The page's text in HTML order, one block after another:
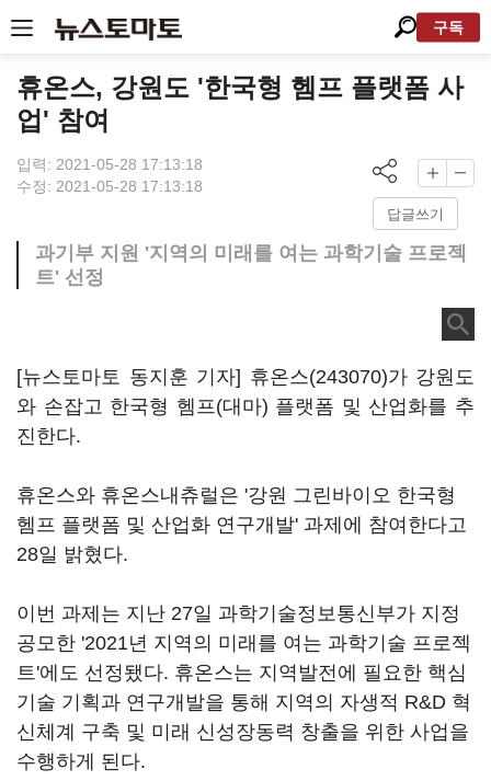
구독
휴온스, 강원도 '한국형 헴프 플랫폼 사
업' 참여
입력: 2021-05-28 17:13:18
수정: 2021-05-28 17:13:18
답글쓰기
과기부 지원 '지역의 미래를 여는 과학기술 프로젝
트' 선정
[뉴스토마토 동지훈 기자] 휴온스(243070)가 강원도
와 손잡고 한국형 헴프(대마) 플랫폼 및 산업화를 추
진한다.
휴온스와 휴온스내츄럴은 '강원 그린바이오 한국형
헴프 플랫폼 및 산업화 연구개발' 과제에 참여한다고
28일 밝혔다.
이번 과제는 지난 27일 과학기술정보통신부가 지정
공모한 '2021년 지역의 미래를 여는 과학기술 프로젝
트'에도 선정됐다. 휴온스는 지역발전에 필요한 핵심
기술 기획과 연구개발을 통해 지역의 자생적 R&D 혁
신체계 구축 및 미래 신성장동력 창출을 위한 사업을
수행하게 된다.